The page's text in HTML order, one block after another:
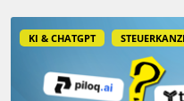
KI & CHATGPT